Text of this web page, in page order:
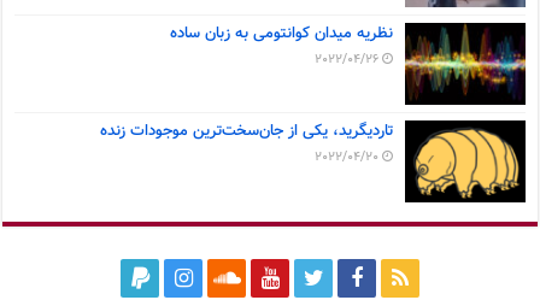
نظریه میدان کوانتومی به زبان ساده
2022/04/26
تاردیگرید، یکی از جان‌سخت‌ترین موجودات زنده
2022/04/20